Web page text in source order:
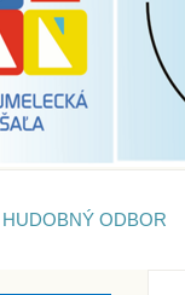
HUDOBNÝ ODBOR